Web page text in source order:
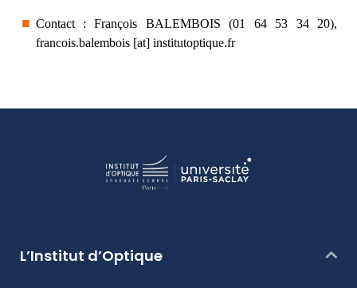
Contact : François BALEMBOIS (01 64 53 34 20),
francois.balembois [at] institutoptique.fr
L’Institut d’Optique